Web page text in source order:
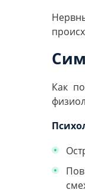
Как